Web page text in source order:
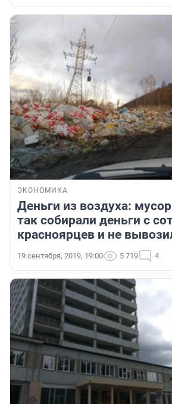
ЭКОНОМИКА
Деньги из воздуха:
так собирали деньги с
красноярцев и не
19 сентября, 2019, 19:00 5 719 4